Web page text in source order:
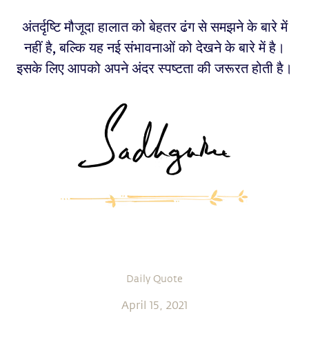
अंतर्दृष्टि मौजूदा हालात को बेहतर ढंग से समझने के बारे में
नहीं है, बल्कि यह नई संभावनाओं को देखने के बारे में है।
इसके लिए आपको अपने अंदर स्पष्टता की जरूरत होती है।
Daily Quote
April 15, 2021